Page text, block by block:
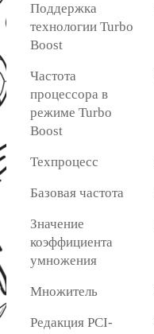
Поддержка
технологии Turbo
Boost
Частота
процессора в
режиме Turbo
Boost
Техпроцесс
Базовая частота
Значение
коэффициента
умножения
Множитель
Редакция PCI-